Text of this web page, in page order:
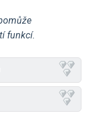
funkcí.